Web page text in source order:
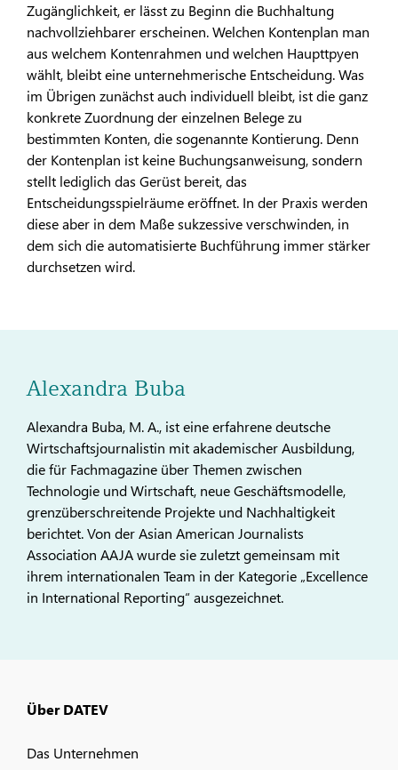
Zugänglichkeit, er lässt zu Beginn die Buchhaltung
nachvollziehbarer erscheinen. Welchen Kontenplan man
aus welchem Kontenrahmen und welchen Haupttpyen
wählt, bleibt eine unternehmerische Entscheidung. Was
im Übrigen zunächst auch individuell bleibt, ist die ganz
konkrete Zuordnung der einzelnen Belege zu
bestimmten Konten, die sogenannte Kontierung. Denn
der Kontenplan ist keine Buchungsanweisung, sondern
stellt lediglich das Gerüst bereit, das
Entscheidungsspielräume eröffnet. In der Praxis werden
diese aber in dem Maße sukzessive verschwinden, in
dem sich die automatisierte Buchführung immer stärker
durchsetzen wird.
Alexandra Buba
Alexandra Buba, M. A., ist eine erfahrene deutsche
Wirtschaftsjournalistin mit akademischer Ausbildung,
die für Fachmagazine über Themen zwischen
Technologie und Wirtschaft, neue Geschäftsmodelle,
grenzüberschreitende Projekte und Nachhaltigkeit
berichtet. Von der Asian American Journalists
Association AAJA wurde sie zuletzt gemeinsam mit
ihrem internationalen Team in der Kategorie „Excellence
in International Reporting“ ausgezeichnet.
Über DATEV
Das Unternehmen